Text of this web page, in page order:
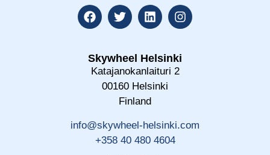
Skywheel Helsinki
Katajanokanlaituri 2
00160 Helsinki
Finland
info@skywheel-helsinki.com
+358 40 480 4604